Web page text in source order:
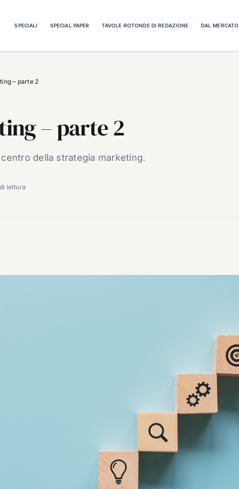
SPECIALI SPECIAL PAPER TAVOLE ROTONDE DI REDAZIONE DAL MERCATO
– parte 2
– parte 2
della strategia marketing.
lettura